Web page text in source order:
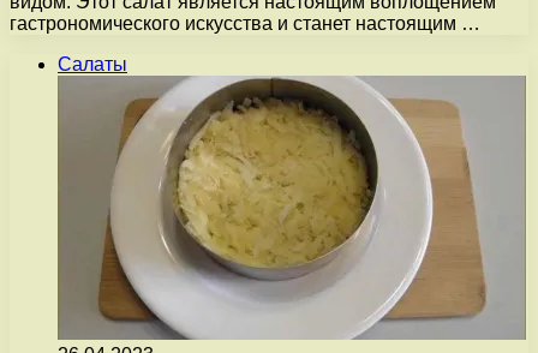
гастрономического искусства и станет настоящим …
Салаты